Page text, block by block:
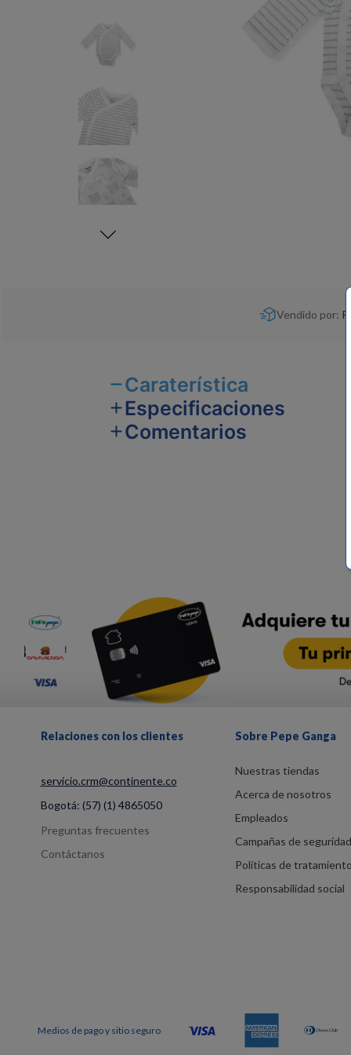
Vendido por:
Caraterística
Especificaciones
Comentarios
Relaciones con los clientes
servicio.crm@continente.co
Bogotá: (57) (1) 4865050
Preguntas frecuentes
Contáctanos
Sobre Pepe Ganga
Nuestras tiendas
Acerca de nosotros
Empleados
Campañas de seguridad
Políticas de
Responsabilidad social